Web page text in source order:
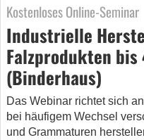
Kostenloses Online-Seminar
Industrielle
Falzprodukten
(Binderhaus)
Das Webinar richtet sich
bei häufigem Wechsel
und Grammaturen